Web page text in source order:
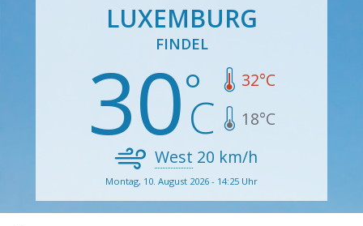
LUXEMBURG
FINDEL
30 32°C
18°C
West 20 km/h
Montag, 10. August 2026 - 14:25 Uhr